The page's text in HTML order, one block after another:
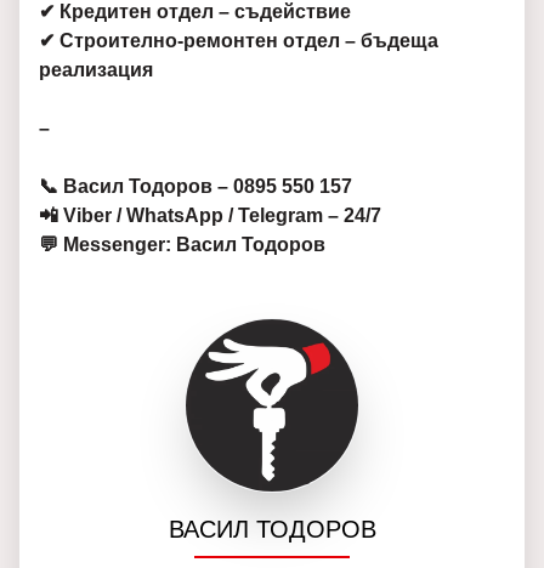
✔ Кредитен отдел – съдействие
✔ Строително-ремонтен отдел – бъдеща
реализация
–
📞 Васил Тодоров – 0895 550 157
📲 Viber / WhatsApp / Telegram – 24/7
💬 Messenger: Васил Тодоров
ВАСИЛ ТОДОРОВ